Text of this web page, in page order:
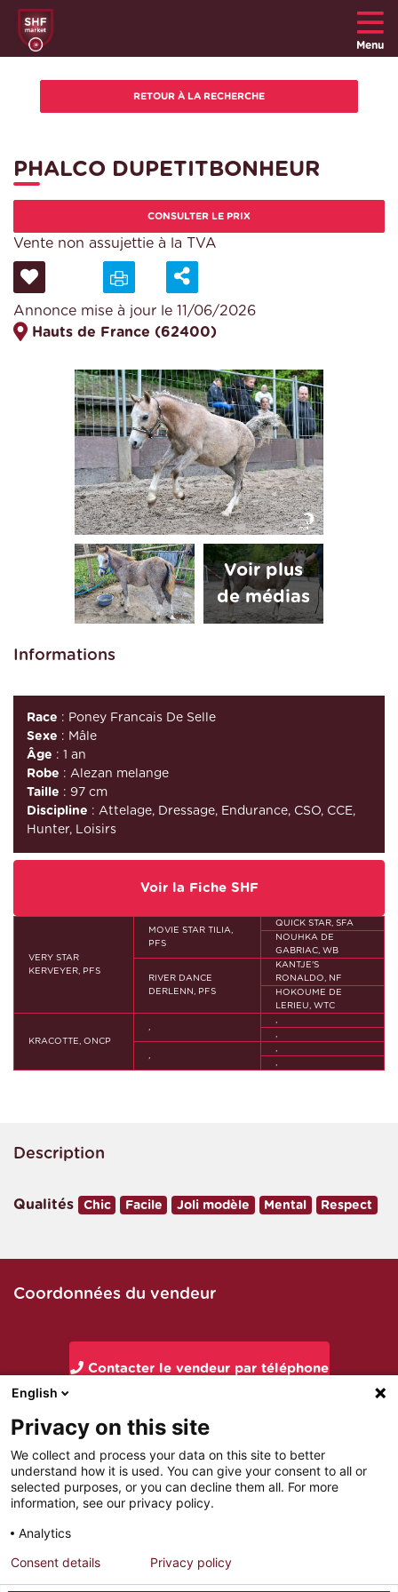
Menu
PHALCO DUPETITBONHEUR
CONSULTER LE PRIX
Vente non assujettie à la TVA
Annonce mise à jour le 11/06/2026
Hauts de France (62400)
Informations
Race : Poney Francais De Selle
Sexe : Mâle
Âge : 1 an
Robe : Alezan melange
Taille : 97 cm
Discipline : Attelage, Dressage, Endurance, CSO, CCE,
Hunter, Loisirs
Voir la Fiche SHF
VERY STAR
KERVEYER, PFS
MOVIE STAR TILIA,
PFS
QUICK STAR, SFA
NOUHKA DE
GABRIAC, WB
RIVER DANCE
DERLENN, PFS
KANTJE'S
RONALDO, NF
HOKOUME DE
LERIEU, WTC
KRACOTTE, ONCP
Description
Qualités Chic Facile Joli modèle Mental Respect
Coordonnées du vendeur
Contacter le vendeur par téléphone
MENTIONS LÉGALES
PARTENAIRES
English
Privacy on this site
We collect and process your data on this site to better
understand how it is used. You can give your consent to all or
selected purposes, or you can decline them all. For more
information, see our privacy policy.
Analytics
Consent details
Privacy policy